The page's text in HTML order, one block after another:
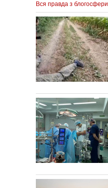
Вся правда з блогосфери